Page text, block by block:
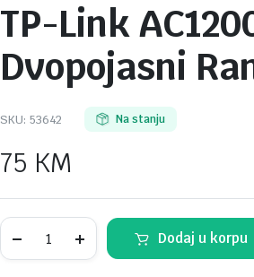
TP-Link
Dvopojasni
SKU: 53642 Na stanju
75 KM
Link
AC1200
Dodaj u korpu